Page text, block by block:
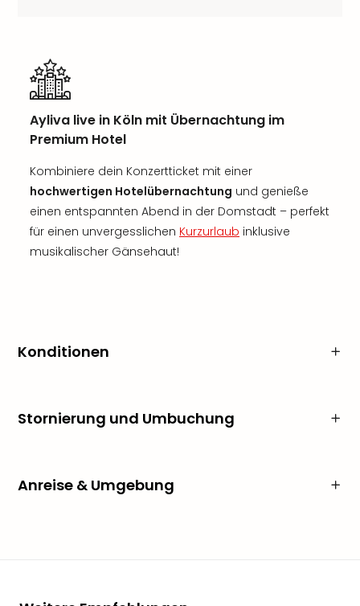
Ayliva live in Köln mit Übernachtung im
Premium Hotel
Kombiniere dein Konzertticket mit einer
hochwertigen Hotelübernachtung und genieße
einen entspannten Abend in der Domstadt – perfekt
für einen unvergesslichen Kurzurlaub inklusive
musikalischer Gänsehaut!
Konditionen
Stornierung und Umbuchung
Anreise & Umgebung